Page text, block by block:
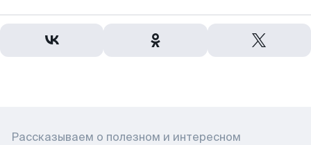
Рассказываем о полезном и интересном